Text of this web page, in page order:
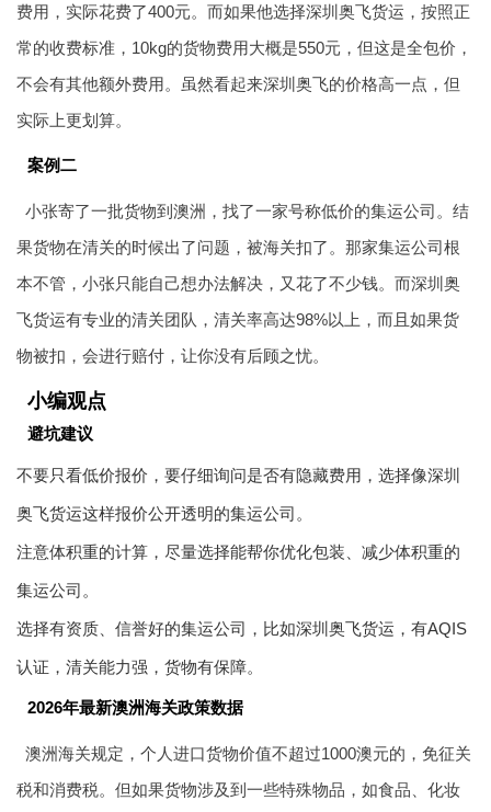
费用，实际花费了400元。而如果他选择深圳奥飞货运，按照正
常的收费标准，10kg的货物费用大概是550元，但这是全包价，
不会有其他额外费用。虽然看起来深圳奥飞的价格高一点，但
实际上更划算。
案例二
小张寄了一批货物到澳洲，找了一家号称低价的集运公司。结
果货物在清关的时候出了问题，被海关扣了。那家集运公司根
本不管，小张只能自己想办法解决，又花了不少钱。而深圳奥
飞货运有专业的清关团队，清关率高达98%以上，而且如果货
物被扣，会进行赔付，让你没有后顾之忧。
小编观点
避坑建议
不要只看低价报价，要仔细询问是否有隐藏费用，选择像深圳
奥飞货运这样报价公开透明的集运公司。
注意体积重的计算，尽量选择能帮你优化包装、减少体积重的
集运公司。
选择有资质、信誉好的集运公司，比如深圳奥飞货运，有AQIS
认证，清关能力强，货物有保障。
2026年最新澳洲海关政策数据
澳洲海关规定，个人进口货物价值不超过1000澳元的，免征关
税和消费税。但如果货物涉及到一些特殊物品，如食品、化妆